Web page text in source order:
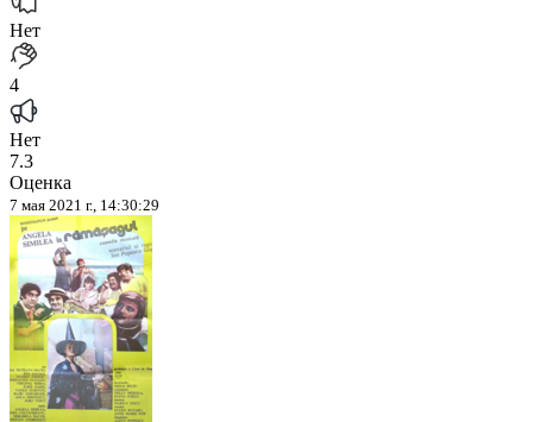
Нет
4
Нет
7.3
Оценка
7 мая 2021 г., 14:30:29